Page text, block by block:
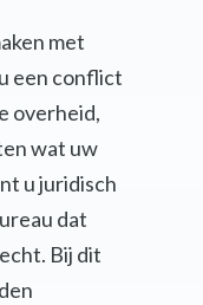
met
een conflict
overheid,
wat uw
u juridisch
dat
Bij dit